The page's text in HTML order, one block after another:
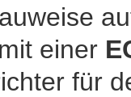
einer
für